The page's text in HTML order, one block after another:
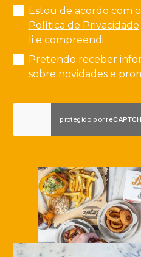
Estou de acordo com
Política de Privacidade
li e compreendi.
Pretendo receber
sobre novidades e